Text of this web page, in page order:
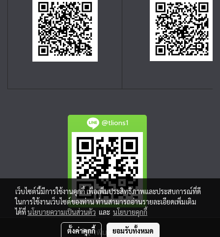
เพิ่มลงตะกร้า
@tlions1
เว็บไซต์นี้มีการใช้งานคุกกี้ เพื่อเพิ่มประสิทธิภาพและประสบการณ์ที่ดี
ในการใช้งานเว็บไซต์ของท่าน ท่านสามารถอ่านรายละเอียดเพิ่มเติม
ได้ที่นโยบายความเป็นส่วนตัว และ นโยบายคุกกี้
ตั้งค่าคุกกี้ ยอมรับทั้งหมด